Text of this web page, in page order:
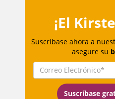
¡El
Suscríbase ahora a
asegure su
Suscríbase